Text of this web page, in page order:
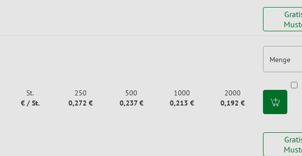
St.
€ / St.
250
0,272 €
500
0,237 €
1000
0,213 €
2000
0,192 €
Menge